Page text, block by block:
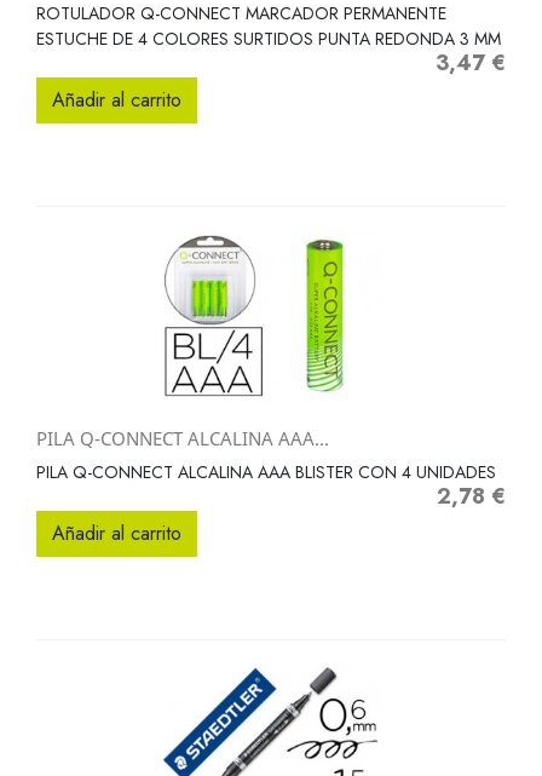
ROTULADOR Q-CONNECT MARCADOR PERMANENTE
ESTUCHE DE 4 COLORES SURTIDOS PUNTA REDONDA 3 MM
Precio
3,47 €
Añadir al carrito
PILA Q-CONNECT ALCALINA AAA...
PILA Q-CONNECT ALCALINA AAA BLISTER CON 4 UNIDADES
Precio
2,78 €
Añadir al carrito